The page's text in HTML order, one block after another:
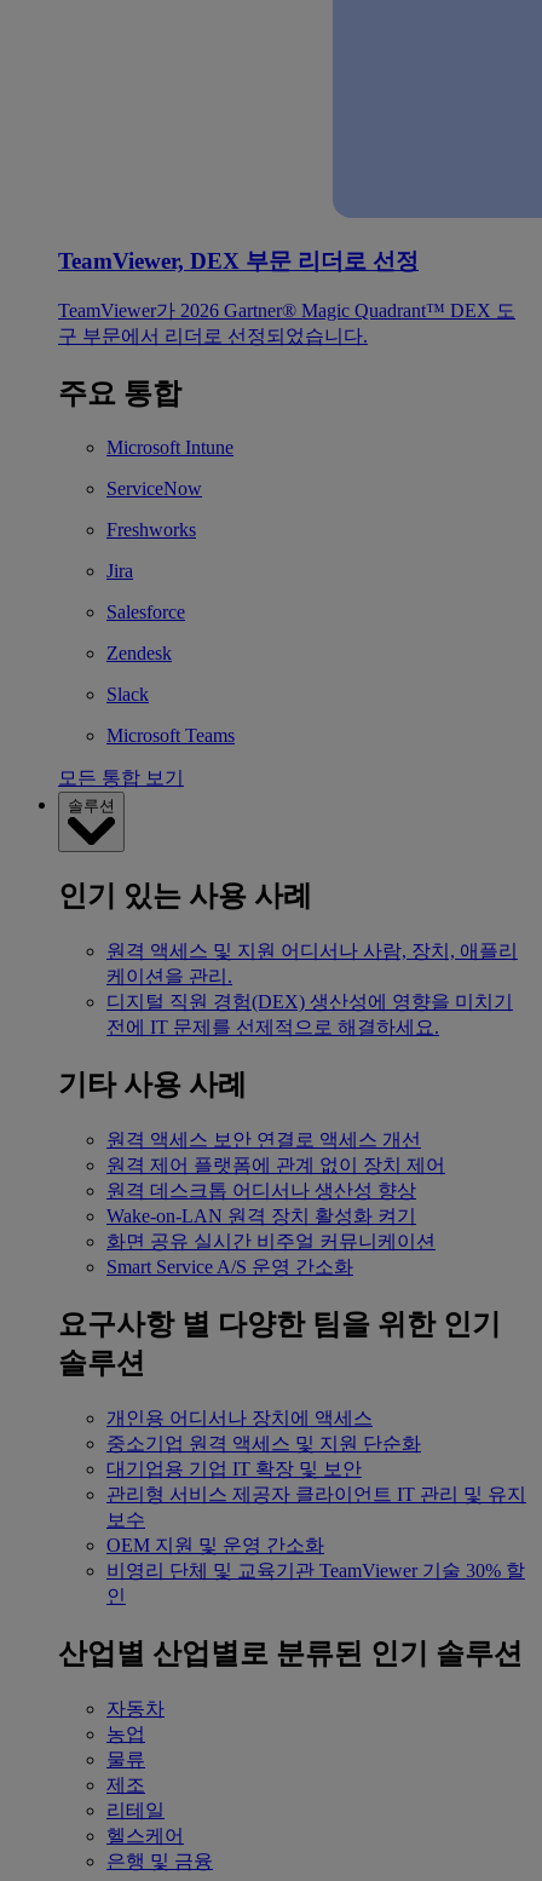
TeamViewer, DEX 부문 리더로 선정
TeamViewer가 2026 Gartner® Magic Quadrant™ DEX 도
구 부문에서 리더로 선정되었습니다.
주요 통합
Microsoft Intune
ServiceNow
Freshworks
Jira
Salesforce
Zendesk
Slack
Microsoft Teams
모든 통합 보기
솔루션
인기 있는 사용 사례
원격 액세스 및 지원 어디서나 사람, 장치, 애플리
케이션을 관리.
디지털 직원 경험(DEX) 생산성에 영향을 미치기
전에 IT 문제를 선제적으로 해결하세요.
기타 사용 사례
원격 액세스 보안 연결로 액세스 개선
원격 제어 플랫폼에 관계 없이 장치 제어
원격 데스크톱 어디서나 생산성 향상
Wake-on-LAN 원격 장치 활성화 켜기
화면 공유 실시간 비주얼 커뮤니케이션
Smart Service A/S 운영 간소화
요구사항 별 다양한 팀을 위한 인기
솔루션
개인용 어디서나 장치에 액세스
중소기업 원격 액세스 및 지원 단순화
대기업용 기업 IT 확장 및 보안
관리형 서비스 제공자 클라이언트 IT 관리 및 유지
보수
OEM 지원 및 운영 간소화
비영리 단체 및 교육기관 TeamViewer 기술 30% 할
인
산업별 산업별로 분류된 인기 솔루션
자동차
농업
물류
제조
리테일
헬스케어
은행 및 금융